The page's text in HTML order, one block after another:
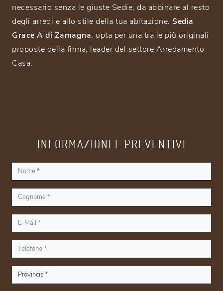
necessario senza le giuste Sedie, da abbinare al resto
degli arredi e allo stile della tua abitazione. Sedia
Grace A di Zamagna: opta per una tra le più originali
proposte della firma, leader del settore Arredamento
Casa.
INFORMAZIONI E PREVENTIVI